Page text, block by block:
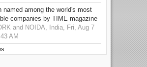
named among the world's most
companies by TIME magazine
and NOIDA, India, Fri, Aug 7
AM